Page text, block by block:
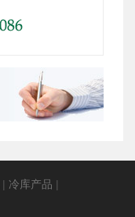
| 冷库产品 |